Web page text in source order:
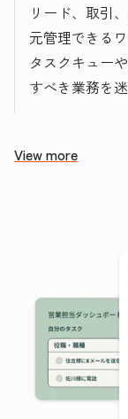
リード、取引
元管理できる
タスクキュー
すべき業務を
View more